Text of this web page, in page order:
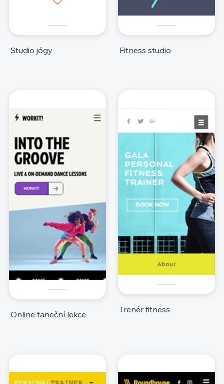
Studio jógy Fitness studio
Online taneční lekce
Trenér fitness